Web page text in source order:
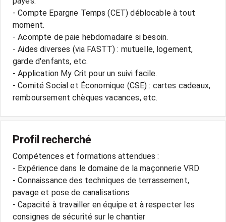
- Compte Epargne Temps (CET) déblocable à tout
moment.
- Acompte de paie hebdomadaire si besoin.
- Aides diverses (via FASTT) : mutuelle, logement,
garde d'enfants, etc.
- Application My Crit pour un suivi facile.
- Comité Social et Économique (CSE) : cartes cadeaux,
Profil recherché
Compétences et formations attendues :
- Expérience dans le domaine de la maçonnerie VRD
- Connaissance des techniques de terrassement,
pavage et pose de canalisations
- Capacité à travailler en équipe et à respecter les
consignes de sécurité sur le chantier